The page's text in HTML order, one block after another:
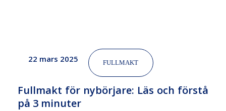
22 mars 2025 FULLMAKT
Fullmakt för nybörjare: Läs och förstå
på 3 minuter